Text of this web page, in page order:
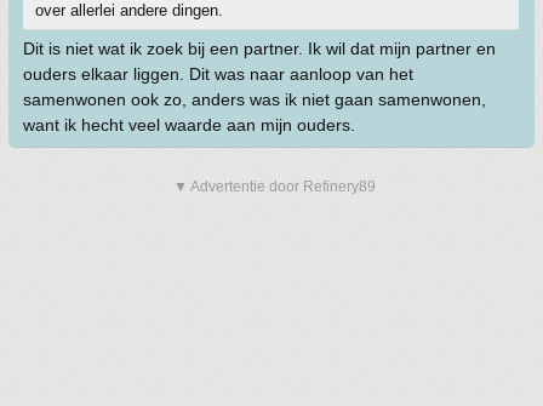
over allerlei andere dingen.
Dit is niet wat ik zoek bij een partner. Ik wil dat mijn partner en
ouders elkaar liggen. Dit was naar aanloop van het
samenwonen ook zo, anders was ik niet gaan samenwonen,
want ik hecht veel waarde aan mijn ouders.
▼ Advertentie door Refinery89